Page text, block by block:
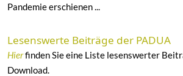
Pandemie erschienen ...
Lesenswerte Beiträge der PADUA
Hierfinden Sie eine Liste lesenswerter
Download.